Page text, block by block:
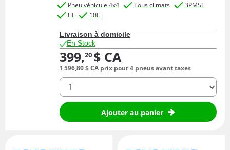
Pneu véhicule 4x4 Tous climats
3PMSF
LT
10E
Livraison à domicile
En Stock
399,20 $ CA
1 596,80$ CAprix pour 4 pneus avant taxes
quantité
Ajouter au panier